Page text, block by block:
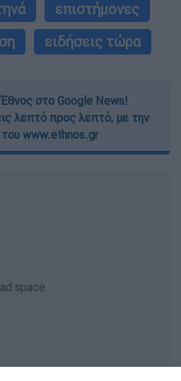
επιστήμονες
ειδήσεις τώρα
στο Google News!
λεπτό προς λεπτό, με την
www.ethnos.gr